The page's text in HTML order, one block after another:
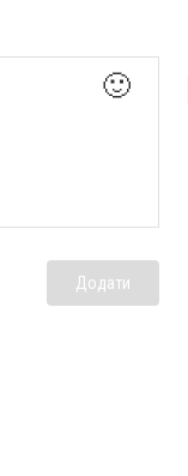
🙂
Додати